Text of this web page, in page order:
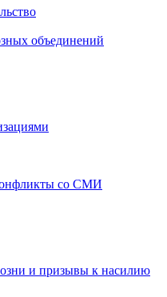
объединений
со СМИ
и призывы к насилию